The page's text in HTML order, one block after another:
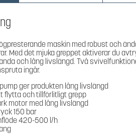
maskin med robust och
Med det mjuka greppet aktiverar du
och lång livslängd. Två
ingår.
ger produkten lång livslängd
flytta och tillförlitligt grepp
motor med lång livslängd
150 bar
420-500 l/h